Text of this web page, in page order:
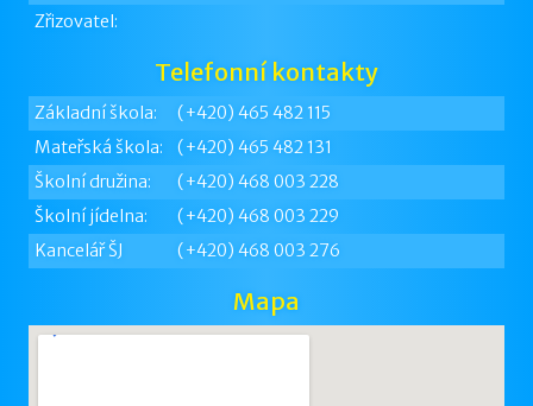
Zřizovatel:
Telefonní kontakty
Základní škola:
(+420) 465 482 115
Mateřská škola:
(+420) 465 482 131
Školní družina:
(+420) 468 003 228
Školní jídelna:
(+420) 468 003 229
Kancelář ŠJ
(+420) 468 003 276
Mapa